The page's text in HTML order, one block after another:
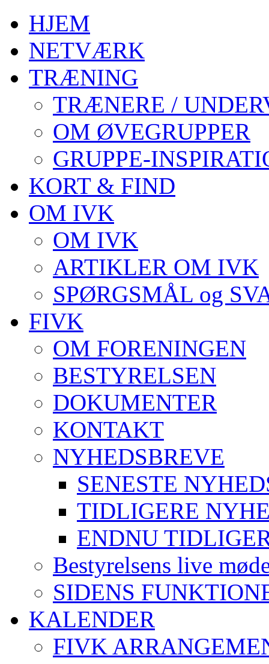
HJEM
NETVÆRK
TRÆNING
TRÆNERE /
OM ØVEGRUPPER
GRUPPE-
KORT & FIND
OM IVK
OM IVK
ARTIKLER OM IVK
SPØRGSMÅL og
FIVK
OM FORENINGEN
BESTYRELSEN
DOKUMENTER
KONTAKT
NYHEDSBREVE
SENESTE
TIDLIGERE
ENDNU
Bestyrelsens live
SIDENS
KALENDER
FIVK